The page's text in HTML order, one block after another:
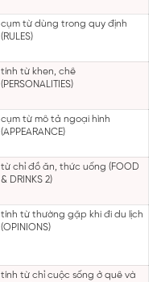
cụm từ dùng trong quy định
(RULES)
tính từ khen, chê
(PERSONALITIES)
cụm từ mô tả ngoại hình
(APPEARANCE)
từ chỉ đồ ăn, thức uống (FOOD
& DRINKS 2)
tính từ thường gặp khi đi du lịch
(OPINIONS)
tính từ chỉ cuộc sống ở quê và